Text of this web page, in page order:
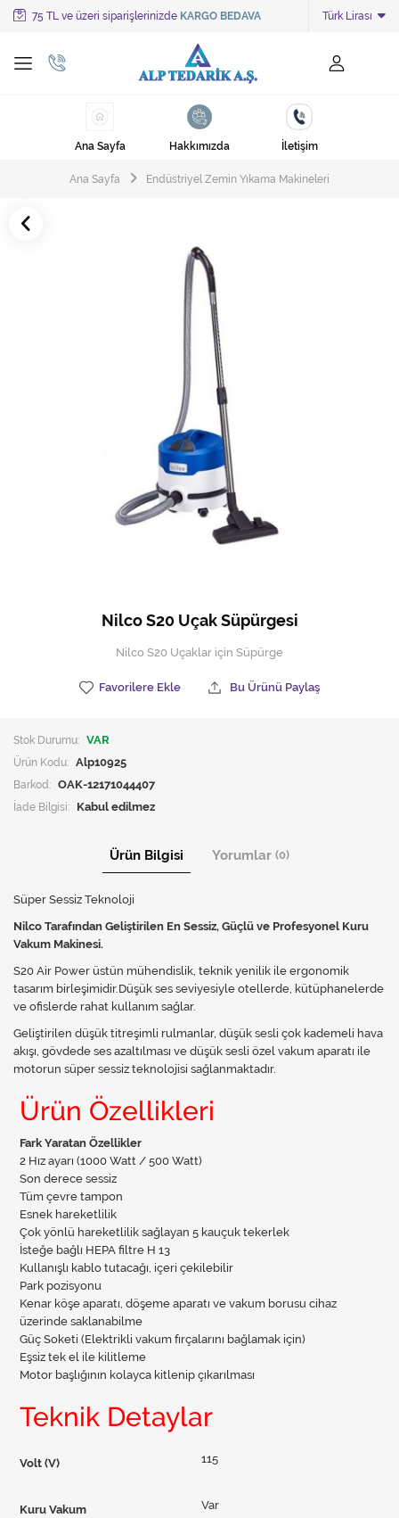
75 TL ve üzeri siparişlerinizde KARGO BEDAVA Türk Lirası
Tüm Kategoriler
Ayakkabı Cila Makineleri
Cila Makineleri
Çöp Kovası
Çöp Torbaları
Endüstriyel Zemin Yıkama Makineleri
Mekanik Dış Alan Süpürücüler
Tek-Çift Kovalı Temizlik Arabası
Toptan Temizlik Malzemeleri
Zemin Yıkama Pedleri
Ana Sayfa Hakkımızda İletişim
Ana Sayfa Endüstriyel Zemin Yıkama Makineleri
Nilco S20 Uçak Süpürgesi
Nilco S20 Uçaklar için Süpürge
Favorilere Ekle Bu Ürünü Paylaş
Stok Durumu: VAR
Ürün Kodu: Alp10925
Barkod: OAK-12171044407
İade Bilgisi:
Ürün Bilgisi Yorumlar (0)
Süper Sessiz Teknoloji
Nilco Tarafından Geliştirilen En Sessiz, Güçlü ve Profesyonel Kuru
Vakum Makinesi.
S20 Air Power üstün mühendislik, teknik yenilik ile ergonomik
tasarım birleşimidir.Düşük ses seviyesiyle otellerde, kütüphanelerde
ve ofislerde rahat kullanım sağlar.
Geliştirilen düşük titreşimli rulmanlar, düşük sesli çok kademeli hava
akışı, gövdede ses azaltılması ve düşük sesli özel vakum aparatı ile
motorun süper sessiz teknolojisi sağlanmaktadır.
Ürün Özellikleri
Fark Yaratan Özellikler
2 Hız ayarı (1000 Watt / 500 Watt)
Son derece sessiz
Tüm çevre tampon
Esnek hareketlilik
Çok yönlü hareketlilik sağlayan 5 kauçuk tekerlek
İsteğe bağlı HEPA filtre H 13
Kullanışlı kablo tutacağı, içeri çekilebilir
Park pozisyonu
Kenar köşe aparatı, döşeme aparatı ve vakum borusu cihaz
üzerinde saklanabilme
Güç Soketi (Elektrikli vakum fırçalarını bağlamak için)
Eşsiz tek el ile kilitleme
Motor başlığının kolayca kitlenip çıkarılması
Teknik Detaylar
Volt (V) 115
Kuru Vakum Var